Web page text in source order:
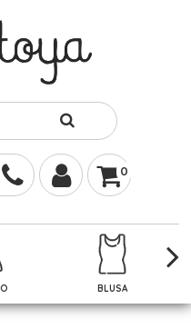
0
BLUSA